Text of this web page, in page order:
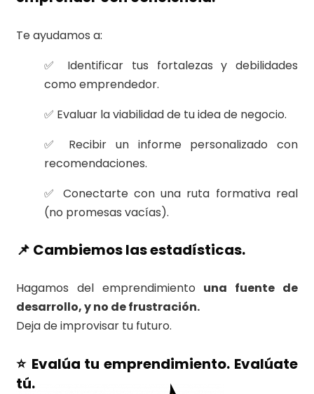
Te ayudamos a:
✅ Identificar tus fortalezas y debilidades
como emprendedor.
✅ Evaluar la viabilidad de tu idea de negocio.
✅ Recibir un informe personalizado con
recomendaciones.
✅ Conectarte con una ruta formativa real
(no promesas vacías).
📌 Cambiemos las estadísticas.
Hagamos del emprendimiento una fuente de
desarrollo, y no de frustración.
Deja de improvisar tu futuro.
⭐️ Evalúa tu emprendimiento. Evalúate
tú.